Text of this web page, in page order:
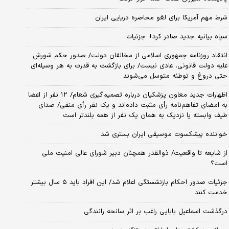
شرط مهم آمریکا برای لغو محاصره دریایی ایران
سپاه بیانیه جدید صادر کرد+ جزئیات
انتقاد روزنامه جمهوری اسلامی از مخالفان دولت/ صدور حکم شورش
علیه دولت قانونی، عادی نیست/ برای بازگشت به قدرت به هر وسیله‌ای
حتی دروغ و توطئه متوسل می‌شوند
اظهارات جدید معاون پزشکیان درباره تصمیم‌گیری شعام/ ۱۲ نفر از اعضا
به امضای تفاهم‌نامه رأی مثبت داده‌اند و یک نفر رأی منفی/ صدای
طیف وابسته یا نزدیک به همان یک نفر از همه بلندتر است
خواننده پیشکسوت موسیقی ایران بستری شد
از شایعه تا واقعیت/ ذوالقدر همچنان دبیر شورای ‌عالی امنیت ملی
است؟
جزئیات صدور احکام بازنشستگی اعلام شد/ این افراد باید ۵ سال بیشتر
خدمت کنند
درگذشت اسماعیل بابایی راغب بر اثر سانحه رانندگی